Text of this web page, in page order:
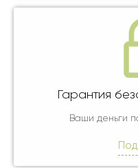
Гарантия
Ваши деньги